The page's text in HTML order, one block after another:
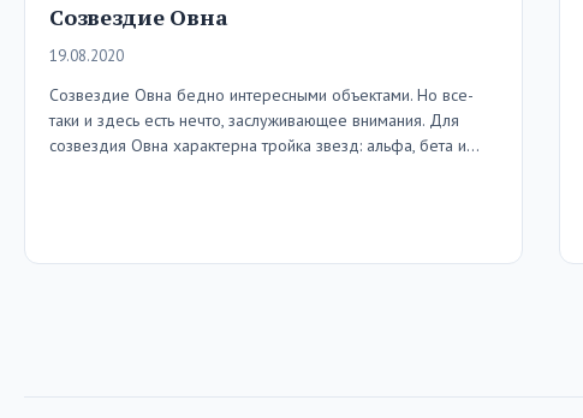
Созвездие Овна
19.08.2020
Созвездие Овна бедно интересными объектами. Но все-
таки и здесь есть нечто, заслуживающее внимания. Для
созвездия Овна характерна тройка звезд: альфа, бета и…